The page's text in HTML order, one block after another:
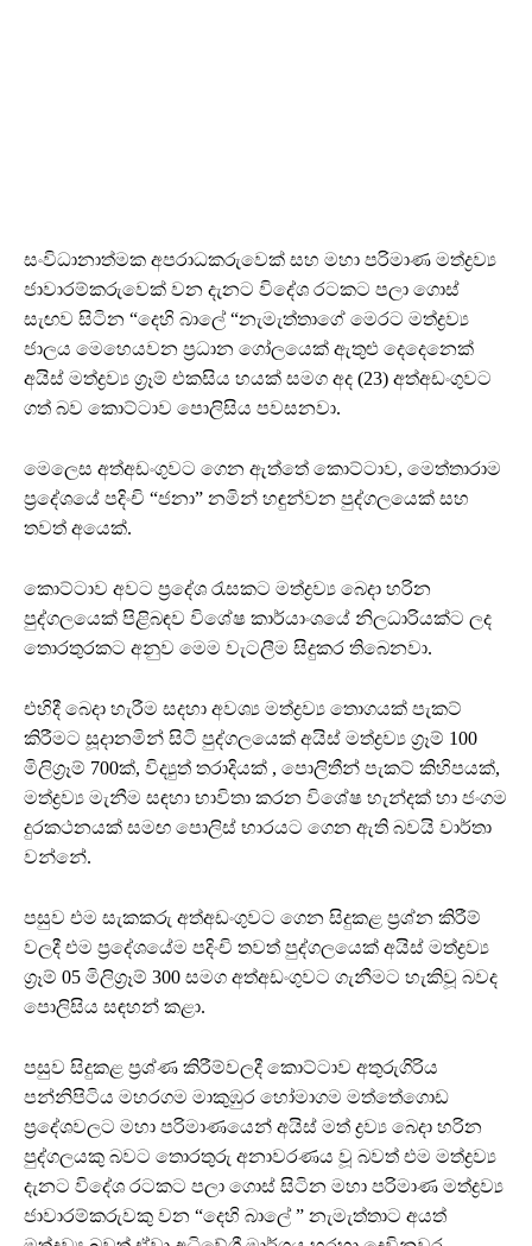
සංවිධානාත්මක අපරාධකරුවෙක් සහ මහා පරිමාණ මත්ද්‍රව්‍ය
ජාවාරම්කරුවෙක් වන දැනට විදේශ රටකට පලා ගොස්
සැඟව සිටින “දෙහි බාලේ “නැමැත්තාගේ මෙරට මත්ද්‍රව්‍ය
ජාලය මෙහෙයවන ප්‍රධාන ගෝලයෙක් ඇතුළු දෙදෙනෙක්
අයිස් මත්ද්‍රව්‍ය ග්‍රෑම් එකසිය හයක් සමග අද (23) අත්අඩංගුවට
ගත් බව කොට්ටාව පොලිසිය පවසනවා.
මෙලෙස අත්අඩංගුවට ගෙන ඇත්තේ කොට්ටාව, මෙත්තාරාම
ප්‍රදේශයේ පදිංචි “ජනා” නමින් හඳුන්වන පුද්ගලයෙක් සහ
තවත් අයෙක්.
කොට්ටාව අවට ප්‍රදේශ රැසකට මත්ද්‍රව්‍ය බෙදා හරින
පුද්ගලයෙක් පිළිබඳව විශේෂ කාර්යාංශයේ නිලධාරියක්ට ලද
තොරතුරකට අනුව මෙම වැටලීම සිදුකර තිබෙනවා.
එහිදී බෙදා හැරීම සදහා අවශ්‍ය මත්ද්‍රව්‍ය තොගයක් පැකට්
කිරීමට සූදානමින් සිටි පුද්ගලයෙක් අයිස් මත්ද්‍රව්‍ය ග්‍රෑම් 100
මිලිග්‍රෑම් 700ක්, විද්‍යුත් තරාදියක් , පොලිතීන් පැකට් කිහිපයක්,
මත්ද්‍රව්‍ය මැනීම සඳහා භාවිතා කරන විශේෂ හැන්දක් හා ජංගම
දුරකථනයක් සමඟ පොලිස් භාරයට ගෙන ඇති බවයි වාර්තා
වන්නේ.
පසුව එම සැකකරු අත්අඩංගුවට ගෙන සිදුකළ ප්‍රශ්න කිරීම්
වලදී එම ප්‍රදේශයේම පදිංචි තවත් පුද්ගලයෙක් අයිස් මත්ද්‍රව්‍ය
ග්‍රෑම් 05 මිලිග්‍රෑම් 300 සමග අත්අඩංගුවට ගැනීමට හැකිවූ බවද
පොලිසිය සඳහන් කළා.
පසුව සිදුකළ ප්‍රශ්ණ කිරීම්වලදී කොට්ටාව අතුරුගිරිය
පන්නිපිටිය මහරගම මාකුඹුර හෝමාගම මත්තේගොඩ
ප්‍රදේශවලට මහා පරිමාණයෙන් අයිස් මත් ද්‍රව්‍ය බෙදා හරින
පුද්ගලයකු බවට තොරතුරු අනාවරණය වූ බවත් එම මත්ද්‍රව්‍ය
දැනට විදේශ රටකට පලා ගොස් සිටින මහා පරිමාණ මත්ද්‍රව්‍ය
ජාවාරම්කරුවකු වන “දෙහි බාලේ ” නැමැත්තාට අයත්